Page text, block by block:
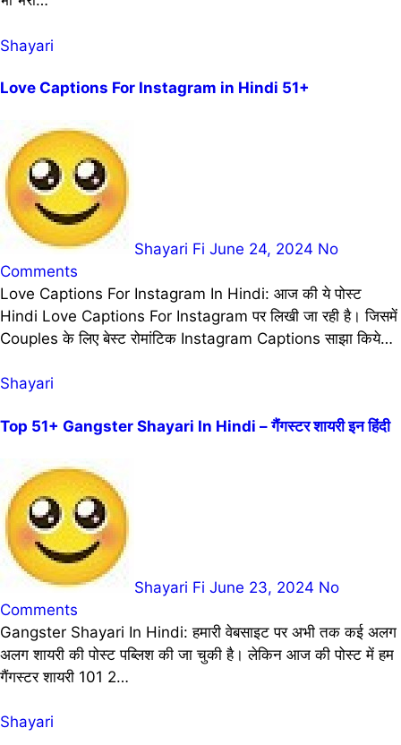
Shayari
Love Captions For Instagram in Hindi 51+
Shayari Fi June 24, 2024 No
Comments
Love Captions For Instagram In Hindi: आज की ये पोस्ट
Hindi Love Captions For Instagram पर लिखी जा रही है। जिसमें
Couples के लिए बेस्ट रोमांटिक Instagram Captions साझा किये…
Shayari
Top 51+ Gangster Shayari In Hindi – गैंगस्टर शायरी इन हिंदी
Shayari Fi June 23, 2024 No
Comments
Gangster Shayari In Hindi: हमारी वेबसाइट पर अभी तक कई अलग
अलग शायरी की पोस्ट पब्लिश की जा चुकी है। लेकिन आज की पोस्ट में हम
गैंगस्टर शायरी 101 2…
Shayari